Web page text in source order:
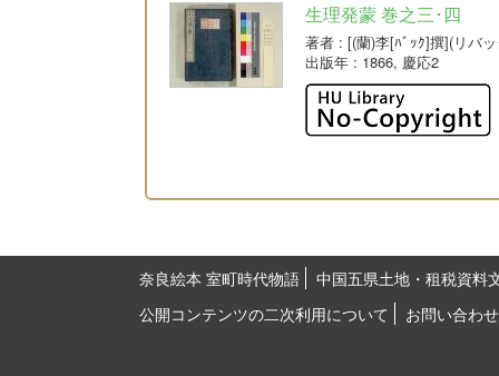
生理発蒙 巻之三･四
著者 : [(蘭)李[ﾊﾞｯｸ]撰](リバ
出版年 : 1866, 慶応2
奈良絵本 室町時代物語
中国五県土地・租税資料
公開コンテンツの二次利用について
お問い合わせ